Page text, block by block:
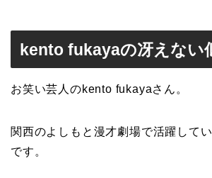
kento fukayaの冴えない
お笑い芸人のkento fukayaさん 。
関西のよしもと漫才劇場で活躍して
です。